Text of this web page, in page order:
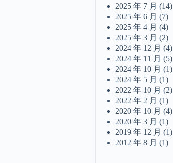
2025 年 7 月 (14)
2025 年 6 月 (7)
2025 年 4 月 (4)
2025 年 3 月 (2)
2024 年 12 月 (4)
2024 年 11 月 (5)
2024 年 10 月 (1)
2024 年 5 月 (1)
2022 年 10 月 (2)
2022 年 2 月 (1)
2020 年 10 月 (4)
2020 年 3 月 (1)
2019 年 12 月 (1)
2012 年 8 月 (1)